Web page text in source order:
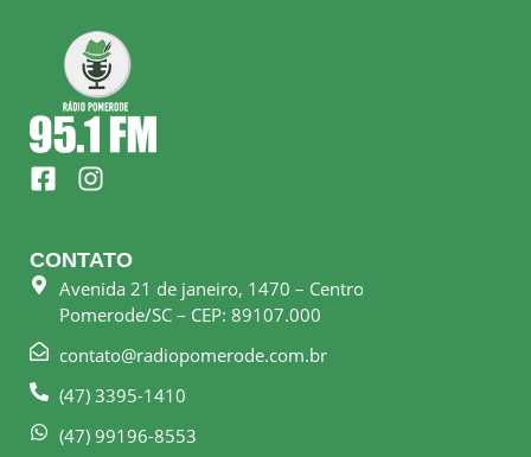
F
a
e
b
o
k
s
q
I
n
t
a
g
r
a
m
CONTATO
Avenida 21 de janeiro, 1470 – Centro
Pomerode/SC – CEP: 89107.000
contato@radiopomerode.com.br
(47) 3395-1410
(47) 99196-8553